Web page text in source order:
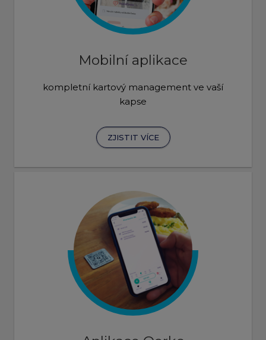
Mobilní aplikace
kompletní kartový management ve vaší
kapse
ZJISTIT VÍCE